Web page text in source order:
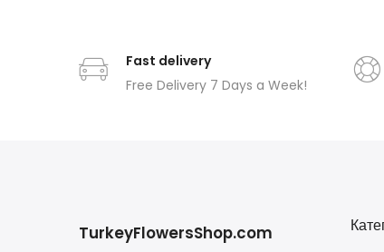
Fast delivery
Free Delivery 7 Days a Week!
TurkeyFlowersShop.com